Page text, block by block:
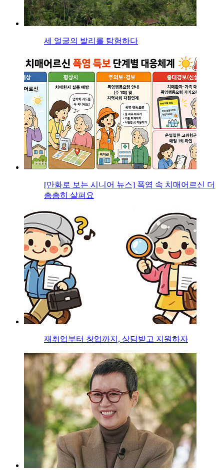
세 얼굴의 발리를 탐험하다
[만화로 보는 시니어 뉴스] 폭염 속 치매어르신 더
촘촘히 살펴요
재취업부터 창업까지, 상담받고 지원하자